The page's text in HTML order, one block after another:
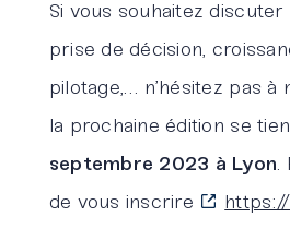
Si vous souhaitez
prise de décision,
pilotage,… n’hésitez pas à
la prochaine édition se
septembre 2023 à Lyon.
de vous inscrire